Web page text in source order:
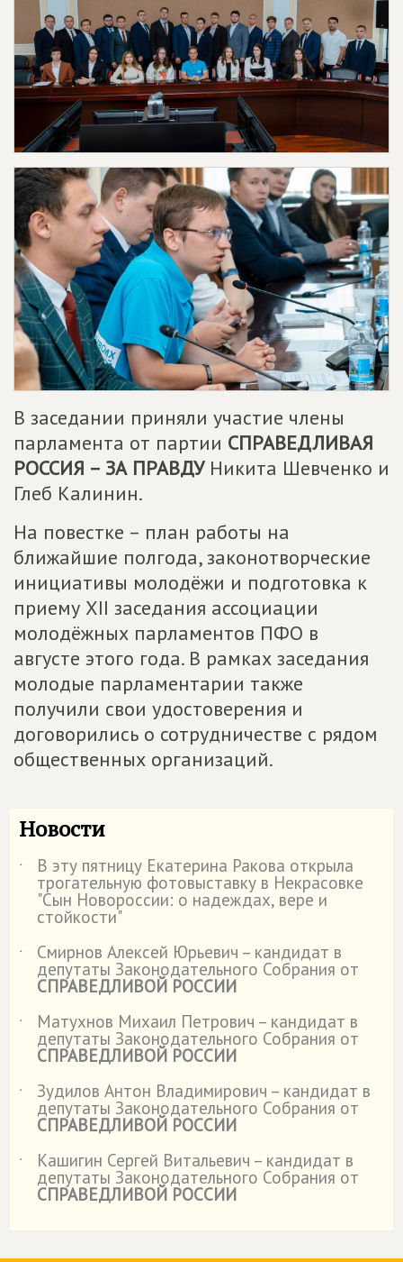
В заседании приняли участие члены
парламента от партии СПРАВЕДЛИВАЯ
РОССИЯ – ЗА ПРАВДУНикита Шевченко и
Глеб Калинин.
На повестке – план работы на
ближайшие полгода, законотворческие
инициативы молодёжи и подготовка к
приему XII заседания ассоциации
молодёжных парламентов ПФО в
августе этого года. В рамках заседания
молодые парламентарии также
получили свои удостоверения и
договорились о сотрудничестве с рядом
общественных организаций.
Новости
˙ В эту пятницу Екатерина Ракова открыла
трогательную фотовыставку в Некрасовке
"Сын Новороссии: о надеждах, вере и
стойкости"
˙
Смирнов Алексей Юрьевич – кандидат в
депутаты Законодательного Собрания от
СПРАВЕДЛИВОЙ РОССИИ
˙
Матухнов Михаил Петрович – кандидат в
депутаты Законодательного Собрания от
СПРАВЕДЛИВОЙ РОССИИ
˙
Зудилов Антон Владимирович – кандидат в
депутаты Законодательного Собрания от
СПРАВЕДЛИВОЙ РОССИИ
˙
Кашигин Сергей Витальевич – кандидат в
депутаты Законодательного Собрания от
СПРАВЕДЛИВОЙ РОССИИ